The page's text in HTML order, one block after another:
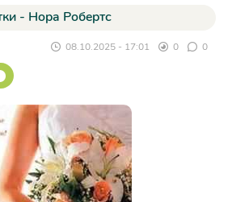
- Нора Робертс
08.10.2025 - 17:01 0 0